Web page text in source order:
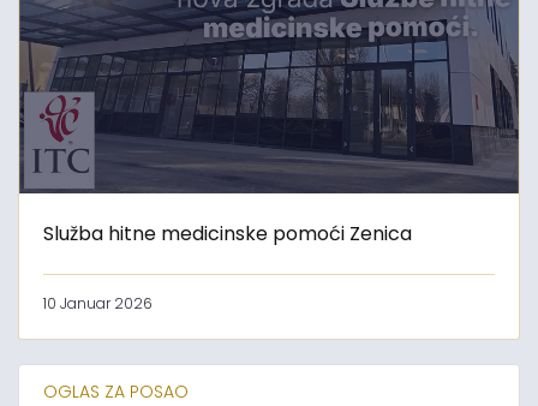
Služba hitne medicinske pomoći Zenica
10 Januar 2026
OGLAS ZA POSAO